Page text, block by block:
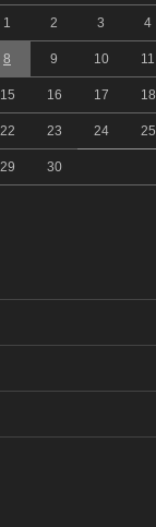
1 2 3 4
8 9 10 11
15 16 17 18
22 23 24 25
29 30